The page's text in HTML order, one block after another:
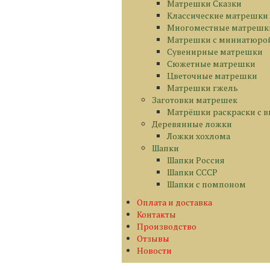
Матрешки Сказки
Классические матрешки
Многоместные
Матрешки с
Сувенирные матрешки
Сюжетные матрешки
Цветочные матрешки
Матрешки гжель
Заготовки матрешек
Матрёшки раскраски с
Деревянные ложки
Ложки хохлома
Шапки
Шапки Россия
Шапки СССР
Шапки с помпоном
Оплата и доставка
Контакты
Производство
Отзывы
Новости